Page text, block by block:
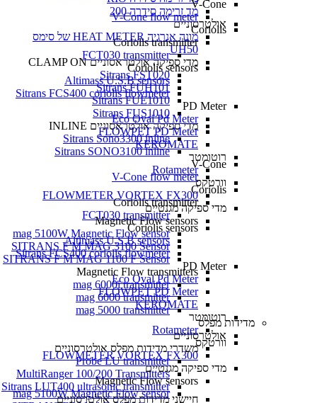
מד זרימה סידרה 200
אולטרסוניים
מונה אנרגיה HEAT METER של סימס
UH50
מדי ספיקה אולטראסוניים CLAMP ON
Sitrans FST020
Sitrans FUH101
Sitrans FUE1010
Sitrans FUS1010
מדי ספיקה אולטראסוניים INLINE
Sitrans Sono3300 inline
Sitrans SONO3100 inline
V-Cone
V-Cone flow meter
Coriolis
Coriolis transmitter
FCT030 transmitter
Coriolis sensors
Altimass U.S.B sensors
Sitrans FCS400 coriolis flowmeter
PD Meter
Eco Oval Pd Meter
FLOWPET PD Meter
KEROMATE
רוטומטר
Rotameter
וורטקס
FLOWMETER VORTEX FX300
מדי ספיקה מגנטיים
Magnetic Flow sensors
mag 5100W Magnetic Flow sensor
V-Cone
V-Cone flow meter
Coriolis
Coriolis transmitter
FCT030 transmitter
Coriolis sensors
Altimass U.S.B sensors
Sitrans FCS400 coriolis flowmeter
PD Meter
Eco Oval Pd Meter
FLOWPET PD Meter
KEROMATE
רוטומטר
Rotameter
וורטקס
FLOWMETER VORTEX FX300
מדי ספיקה מגנטיים
Magnetic Flow sensors
mag 5100W Magnetic Flow sensor
SITRANS F M MAG 3100 Sensor
SITRANS F M MAG 1100 F Sensor
Magnetic Flow transmitters
mag 6000i transmitter
mag 6000 transmitter
mag 5000 transmitter
מדידות מפלס
אולטרסוניים
משדרי מדידות מפלס אולטרסוניים
Probe LU transmitter
MultiRanger 100/200 Transmitters
Sitrans LUT400 ultrasonic transmitter
חיישני מדידות מפלס אולטרסוניים